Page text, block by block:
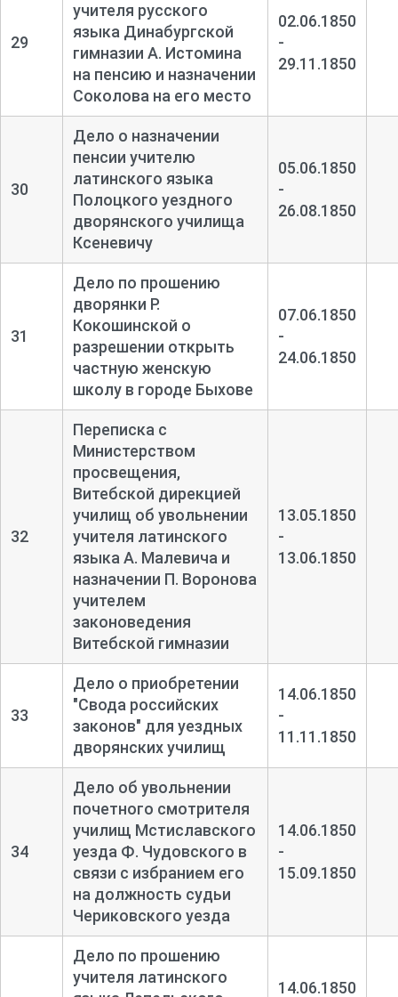
29
учителя русского
языка Динабургской
гимназии А. Истомина
на пенсию и назначении
Соколова на его место
02.06.1850
-
29.11.1850
30
Дело о назначении
пенсии учителю
латинского языка
Полоцкого уездного
дворянского училища
Ксеневичу
05.06.1850
-
26.08.1850
31
Дело по прошению
дворянки Р.
Кокошинской о
разрешении открыть
частную женскую
школу в городе Быхове
07.06.1850
-
24.06.1850
32
Переписка с
Министерством
просвещения,
Витебской дирекцией
училищ об увольнении
учителя латинского
языка А. Малевича и
назначении П. Воронова
учителем
законоведения
Витебской гимназии
13.05.1850
-
13.06.1850
33
Дело о приобретении
"Свода российских
законов" для уездных
дворянских училищ
14.06.1850
-
11.11.1850
34
Дело об увольнении
почетного смотрителя
училищ Мстиславского
уезда Ф. Чудовского в
связи с избранием его
на должность судьи
Чериковского уезда
14.06.1850
-
15.09.1850
Дело по прошению
учителя латинского
14.06.1850